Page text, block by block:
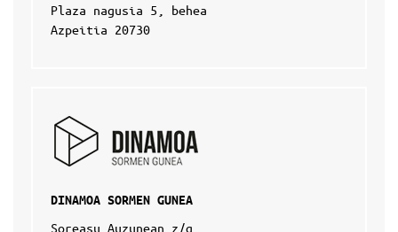
Plaza nagusia 5, behea
Azpeitia 20730
DINAMOA SORMEN GUNEA
Soreasu Auzunean z/g